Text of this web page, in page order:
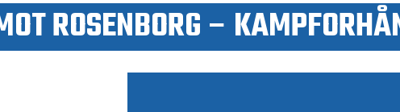
ROSENBORG –